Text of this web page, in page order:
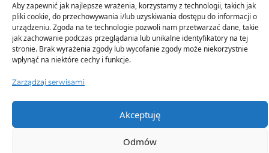
Aby zapewnić jak najlepsze wrażenia, korzystamy z technologii, takich jak
pliki cookie, do przechowywania i/lub uzyskiwania dostępu do informacji o
urządzeniu. Zgoda na te technologie pozwoli nam przetwarzać dane, takie
jak zachowanie podczas przeglądania lub unikalne identyfikatory na tej
stronie. Brak wyrażenia zgody lub wycofanie zgody może niekorzystnie
wpłynąć na niektóre cechy i funkcje.
Zarządzaj serwisami
Akceptuję
Odmów
Dostawa
Dodatkowe informacje
TO SIĘ TERAZ SPRZEDAJE